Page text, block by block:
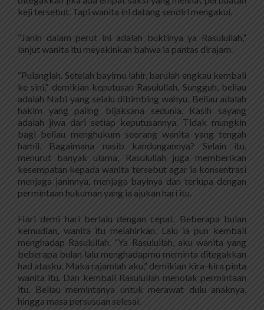
keji tersebut. Tapi wanita ini datang sendiri mengakui.
“Janin dalam perut ini adalah buktinya ya Rasulullah,”
lanjut wanita itu meyakinkan bahwa ia pantas dirajam.
“Pulanglah. Setelah bayimu lahir, barulah engkau kembali
ke sini,” demikian keputusan Rasulullah. Sungguh, beliau
adalah Nabi yang selalu dibimbing wahyu. Beliau adalah
hakim yang paling bijaksana sedunia. Kasih sayang
adalah jiwa dari setiap keputusannya. Tidak mungkin
bagi beliau menghukum seorang wanita yang tengah
hamil. Bagaimana nasib kandungannya? Selain itu,
menurut banyak ulama, Rasulullah juga memberikan
kesempatan kepada wanita tersebut agar ia konsentrasi
menjaga janinnya, menjaga bayinya dan terlupa dengan
permintaan hukuman yang ia ajukan hari itu.
Hari demi hari berlalu dengan cepat. Beberapa bulan
kemudian, wanita itu melahirkan. Lalu ia pun kembali
menghadap Rasulullah. “Ya Rasulullah, aku wanita yang
beberapa bulan lalu menghadapmu meminta ditegakkan
had atasku. Maka rajamlah aku,” demikian kira-kira pinta
wanita itu. Dan kembali Rasulullah menolak permintaan
itu. Beliau memintanya untuk merawat dulu anaknya,
hingga masa persusuan selesai.